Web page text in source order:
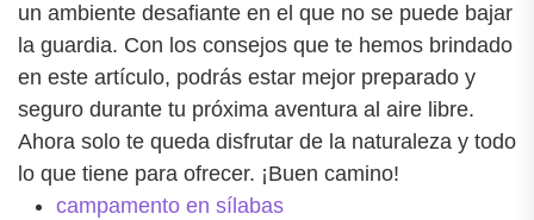
un ambiente desafiante en el que no se puede bajar
la guardia. Con los consejos que te hemos brindado
en este artículo, podrás estar mejor preparado y
seguro durante tu próxima aventura al aire libre.
Ahora solo te queda disfrutar de la naturaleza y todo
lo que tiene para ofrecer. ¡Buen camino!
campamento en sílabas